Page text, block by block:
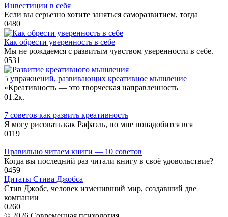
Инвестиции в себя
Если вы серьезно хотите заняться саморазвитием, тогда
0480
Как обрести уверенность в себе
Мы не рождаемся с развитым чувством уверенности в себе.
0531
5 упражнений, развивающих креативное мышление
«Креативность — это творческая направленность
01.2к.
7 советов как развить креативность
Я могу рисовать как Рафаэль, но мне понадобится вся
0119
Правильно читаем книги — 10 советов
Когда вы последний раз читали книгу в своё удовольствие?
0459
Цитаты Стива Джобса
Стив Джобс, человек изменивший мир, создавший две
компании
0260